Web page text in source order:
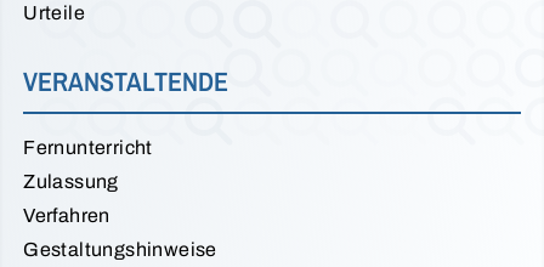
Urteile
VERANSTALTENDE
Fernunterricht
Zulassung
Verfahren
Gestaltungshinweise